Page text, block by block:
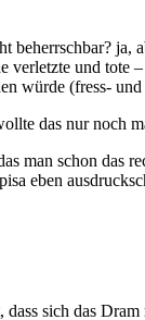
ja,
verletzte und tote
würde (fress-
das nur noch
man schon das
eben
sich das